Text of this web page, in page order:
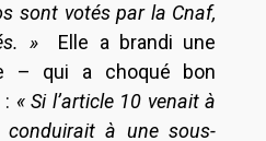
sont votés par la Cnaf,
» Elle a brandi une
– qui a choqué bon
« Si l’article 10 venait à
conduirait à une sous-